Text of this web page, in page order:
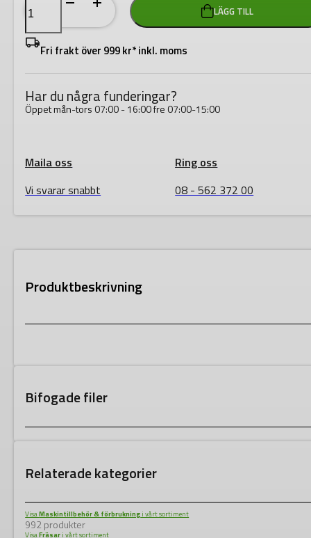
HW
S8
R4
Hålkälsfräs
mängd
LÄGG TILL
Fri frakt över 999 kr* inkl. moms
Har du några funderingar?
Öppet mån-tors 07:00 - 16:00 fre 07:00-15:00
Maila oss
Vi svarar snabbt
Ring oss
08 - 562 372 00
Produktbeskrivning
Bifogade filer
Relaterade kategorier
VisaMaskintillbehör & förbrukning i vårt sortiment
992 produkter
VisaFräsar i vårt sortiment